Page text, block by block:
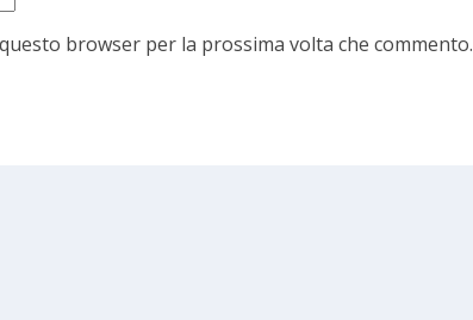
browser per la prossima volta che commento.